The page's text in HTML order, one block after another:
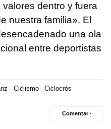
dentro y fuera
nuestra familia». El
una ola
entre deportistas
Ciclismo Ciclocrós
Comentar ·